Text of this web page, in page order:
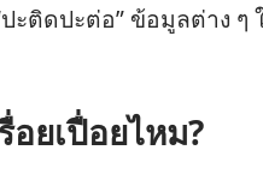
ะติดปะต่อ” ข้อมูลต่าง ๆ
อยเปื่อยไหม?